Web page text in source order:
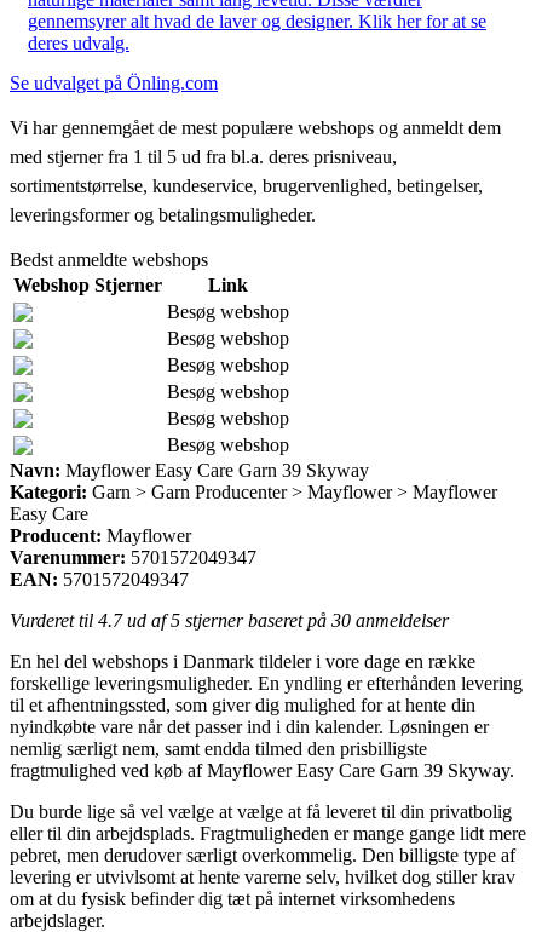
gennemsyrer alt hvad de laver og designer. Klik her for at se
deres udvalg.
Se udvalget på Önling.com
Vi har gennemgået de mest populære webshops og anmeldt dem
med stjerner fra 1 til 5 ud fra bl.a. deres prisniveau,
sortimentstørrelse, kundeservice, brugervenlighed, betingelser,
leveringsformer og betalingsmuligheder.
Bedst anmeldte webshops
Webshop Stjerner
Link
Besøg webshop
Besøg webshop
Besøg webshop
Besøg webshop
Besøg webshop
Besøg webshop
Navn: Mayflower Easy Care Garn 39 Skyway
Kategori: Garn > Garn Producenter > Mayflower > Mayflower
Easy Care
Producent: Mayflower
Varenummer: 5701572049347
EAN: 5701572049347
Vurderet til 4.7ud af 5 stjerner baseret på 30 anmeldelser
En hel del webshops i Danmark tildeler i vore dage en række
forskellige leveringsmuligheder. En yndling er efterhånden levering
til et afhentningssted, som giver dig mulighed for at hente din
nyindkøbte vare når det passer ind i din kalender. Løsningen er
nemlig særligt nem, samt endda tilmed den prisbilligste
fragtmulighed ved køb af Mayflower Easy Care Garn 39 Skyway.
Du burde lige så vel vælge at vælge at få leveret til din privatbolig
eller til din arbejdsplads. Fragtmuligheden er mange gange lidt mere
pebret, men derudover særligt overkommelig. Den billigste type af
levering er utvivlsomt at hente varerne selv, hvilket dog stiller krav
om at du fysisk befinder dig tæt på internet virksomhedens
arbejdslager.